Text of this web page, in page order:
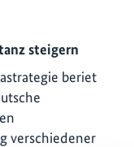
steigern
beriet
verschiedener